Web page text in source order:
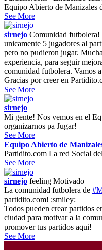
Equipo Abierto de Manizales
See More
sirnejo Comunidad futbolera!
unicamente 5 jugadores al
pero no pudieron jugar.
experiencia, para seguir
comunidad futbolera. Vamos
Gracias por creer en
See More
sirnejo
Mi gente! Nos vemos en el
organizarnos pa Jugar!
See More
Equipo Abierto de
Partidito.com La red Social
See More
sirnejo feeling Motivado
La comunidad futbolera de
partidito.com! :smiley:
Todos pueden crear partidos
ciudad para motivar a la
promover tus partidos aqui!
See More